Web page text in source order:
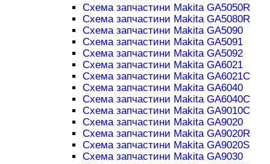
Схема запчастини Makita GA5050R
Схема запчастини Makita GA5080R
Схема запчастини Makita GA5090
Схема запчастини Makita GA5091
Схема запчастини Makita GA5092
Схема запчастини Makita GA6021
Схема запчастини Makita GA6021C
Схема запчастини Makita GA6040
Схема запчастини Makita GA6040C
Схема запчастини Makita GA9010C
Схема запчастини Makita GA9020
Схема запчастини Makita GA9020R
Схема запчастини Makita GA9020S
Схема запчастини Makita GA9030